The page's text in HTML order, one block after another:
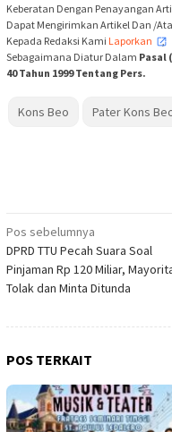
Keberatan Dengan Penayangan
Dapat Mengirimkan Artikel Dan /
Kepada Redaksi Kami Laporkan
,
Sebagaimana Diatur Dalam Pasal
40 Tahun 1999 Tentang Pers.
Kons Beo Pater Kons
Navigasi
pos
Pos sebelumnya
DPRD TTU Pecah Suara Soal
Pinjaman Rp 120 Miliar,
Tolak dan Minta Ditunda
POS TERKAIT